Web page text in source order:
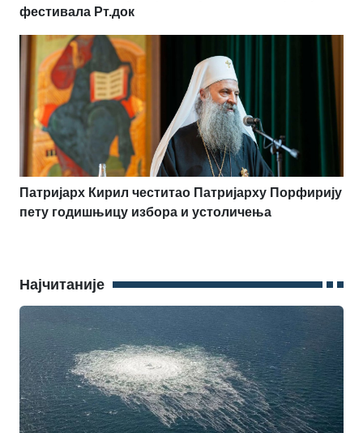
фестивала Рт.док
Патријарх Кирил честитао Патријарху Порфирију
пету годишњицу избора и устоличења
Најчитаније